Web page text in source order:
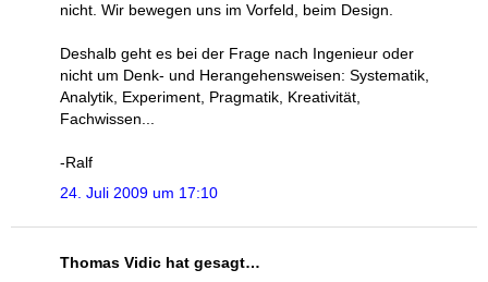
nicht. Wir bewegen uns im Vorfeld, beim Design.
Deshalb geht es bei der Frage nach Ingenieur oder
nicht um Denk- und Herangehensweisen: Systematik,
Analytik, Experiment, Pragmatik, Kreativität,
Fachwissen...
-Ralf
24. Juli 2009 um 17:10
Thomas Vidic hat gesagt…